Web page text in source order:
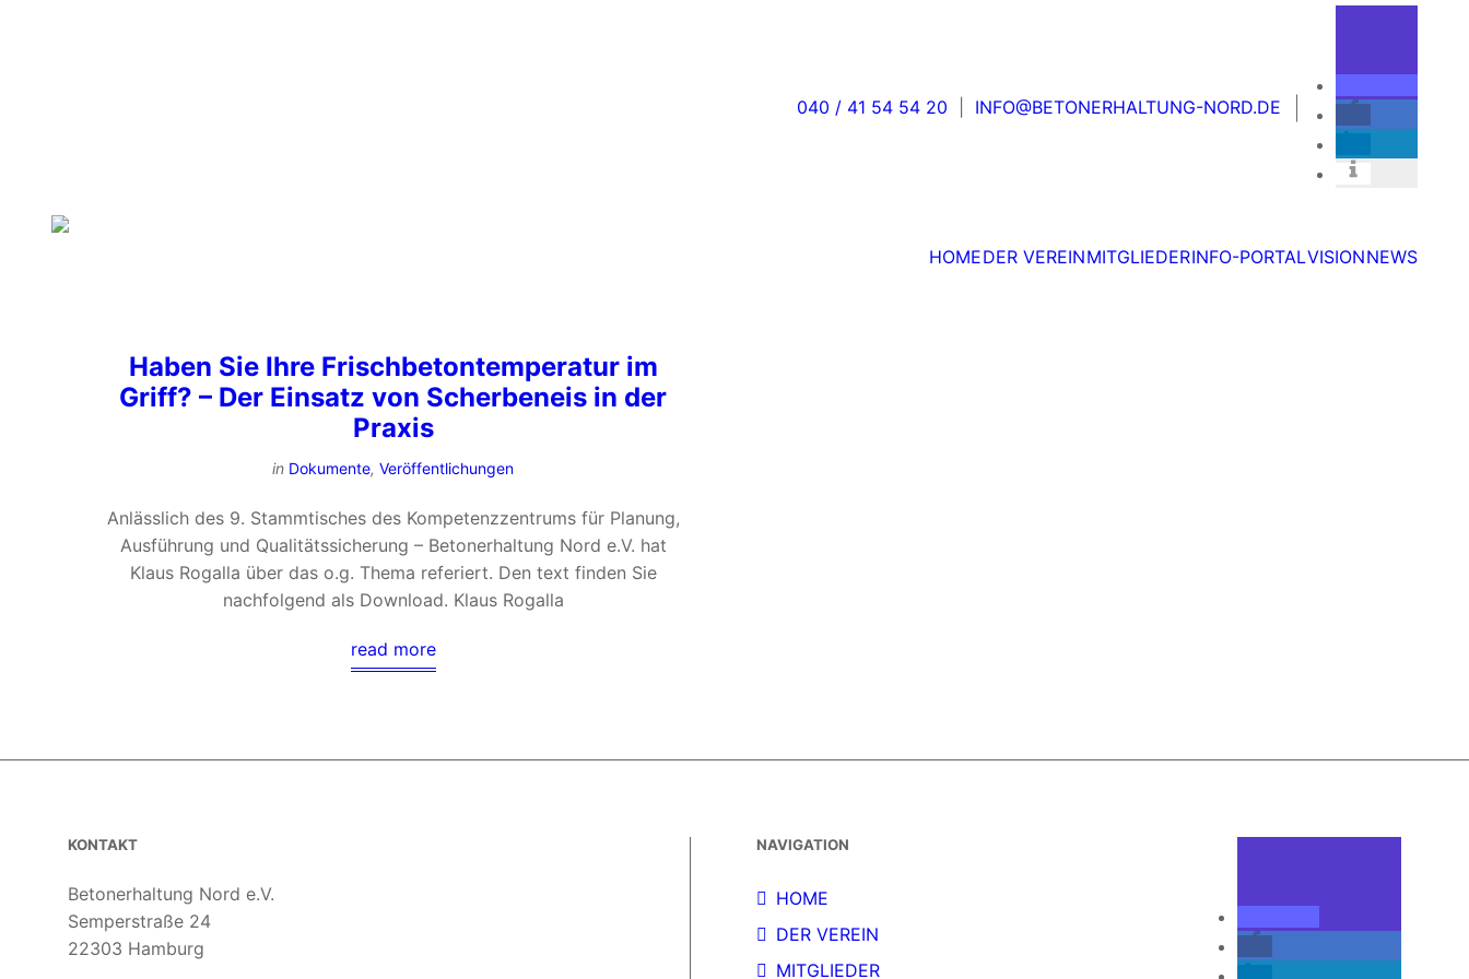
040 / 41 54 54 20 INFO@BETONERHALTUNG-NORD.DE
HOMEDER VEREINMITGLIEDERINFO-PORTALVISIONNEWS
Haben Sie Ihre Frischbetontemperatur im
Griff? – Der Einsatz von Scherbeneis in der
Praxis
in Dokumente, Veröffentlichungen
Anlässlich des 9. Stammtisches des Kompetenzzentrums für Planung,
Ausführung und Qualitätssicherung – Betonerhaltung Nord e.V. hat
Klaus Rogalla über das o.g. Thema referiert. Den text finden Sie
nachfolgend als Download. Klaus Rogalla
read more
KONTAKT
Betonerhaltung Nord e.V.
Semperstraße 24
22303 Hamburg
NAVIGATION
HOME
DER VEREIN
MITGLIEDER